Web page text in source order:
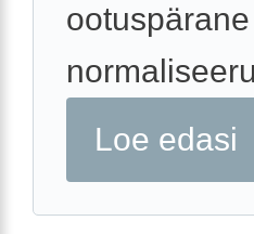
Loe edasi